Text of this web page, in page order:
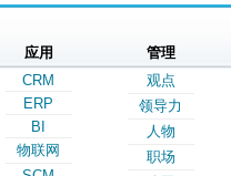
应用
CRM
ERP
BI
物联网
管理
观点
领导力
人物
职场